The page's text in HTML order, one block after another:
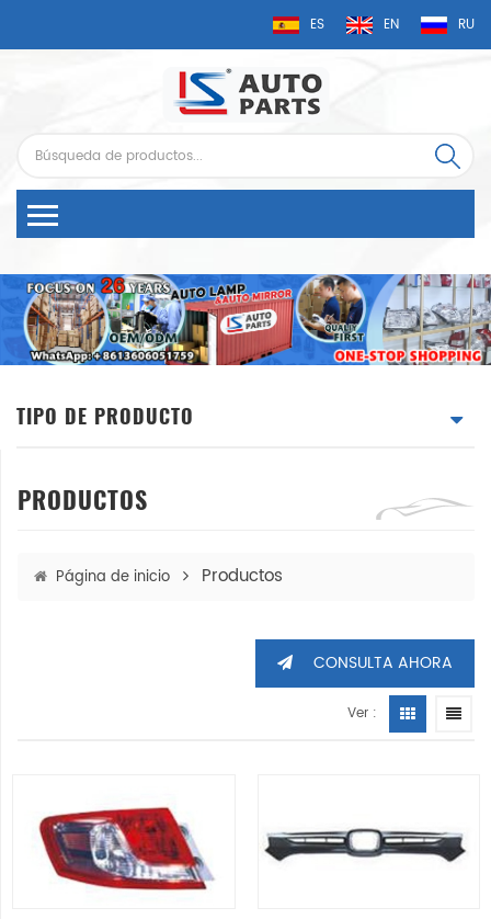
ES EN RU
TIPO DE PRODUCTO
PRODUCTOS
Página de inicio Productos
CONSULTA AHORA
Ver :